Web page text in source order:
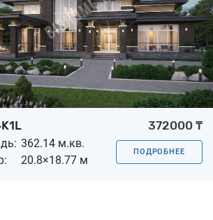
372000 ₸
362.14 м.кв.
20.8×18.77 м
ПОДРОБНЕЕ